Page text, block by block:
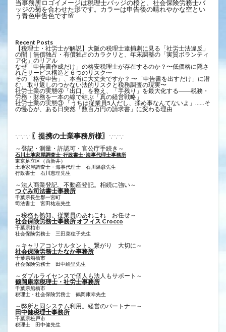
当事務所ロゴイメージは税理士バッジの桜と、社会保険労務士バ
ッジの菊を合わせた形です。カラーは申告後の晴れやかな空とい
う青色申告色です🌸
Recent Posts
【税理士・社労士が解説】大阪の税理士逮捕劇に見る「社労士法違反」
の闇｜無償独占・有償独占のカラクリと、年末調整の「実質ボランティ
ア化」のリアル
なぜ「申告書作成だけ」の格安税理士が存在するのか？〜低価格に隠さ
れたサービス構造と６つのリスク〜
その「格安申告」、本当に大丈夫ですか？ 〜「申告書を出すだけ」に潜
む、取り返しのつかない法的リスクと税務調査の現実〜
社労士業の実態④「出口」を整え、「手残り」を最大化する――税務・
労務・財務を一本の線で結ぶ「真の経営戦略」
社労士業の実態③ 「うちは従業員5人だし、揉め事なんてないよ」……そ
の慢心が、ある日突然「数百万円の請求書」に変わる理由
∵∵∵ 〖提携の士業事務所様〗
∵∵∵
～登記・測量・許認可・官公庁手続き～
石川土地家屋調査士･行政書士･海事代理士事務所
東京足立区（西新井）
土地家屋調査士・海事代理士 石川温彦先生
行政書士 ​石川恵理先生
～法人商業登記、不動産登記。相続に強い～
つぐみ司法書士事務所
千葉県長生郡一宮町
司法書士 宮田祐志先生
～税務も熟知。従業員のあれこれ お任せ～
社会保険労務士事務所 オフィス Crocco
千葉県柏市
社会保険労務士 三田菜穂子先生
～キャリアコンサルタント。繋がり 大切に～
社会保険労務士たなか事務所
千葉県船橋市
社会保険労務士 田中絵里先生
～ダブルライセンスで個人も法人もサポート～
鶴岡康幸税理士・社労士事務所
千葉県船橋市
税理士・社会保険労務士 鶴岡康幸先生
～弊所と同システム利用。経営のパートナー～
田中健税理士事務所
千葉県松戸市
税理士 田中健先生